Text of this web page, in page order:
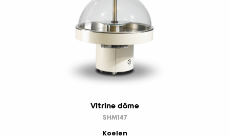
Vitrine dôme
SHM147
Koelen